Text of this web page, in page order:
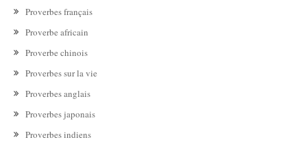
Proverbes français
Proverbe africain
Proverbe chinois
Proverbes sur la vie
Proverbes anglais
Proverbes japonais
Proverbes indiens